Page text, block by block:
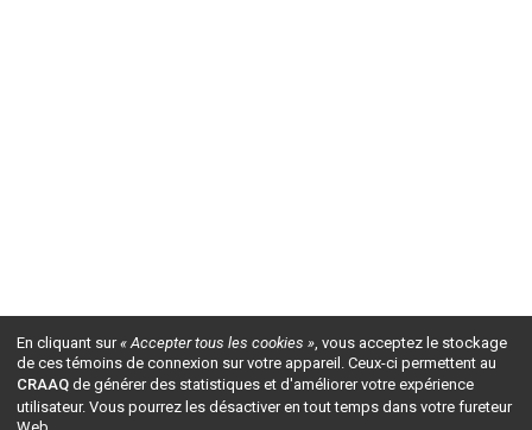
En cliquant sur« Accepter tous les cookies », vous acceptez le stockage
de ces témoins de connexion sur votre appareil. Ceux-ci permettent au
CRAAQ de générer des statistiques et d'améliorer votre expérience
utilisateur. Vous pourrez les désactiver en tout temps dans votre fureteur